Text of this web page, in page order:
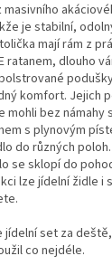
je stabilní,
mají rám z
ratanem, dlouho
komfort. Jejich
bez námahy
s plynovým
do různých
se sklopí do
lze jídelní židle i
jídelní set za
co nejdéle.